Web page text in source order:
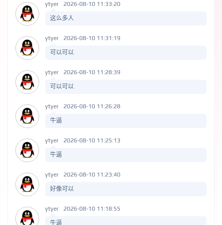
ytyer 2026-08-10 11:33:20
这么多人
ytyer 2026-08-10 11:31:19
可以可以
ytyer 2026-08-10 11:28:39
可以可以
ytyer 2026-08-10 11:26:28
牛逼
ytyer 2026-08-10 11:25:13
牛逼
ytyer 2026-08-10 11:23:40
好像可以
ytyer 2026-08-10 11:18:55
牛逼